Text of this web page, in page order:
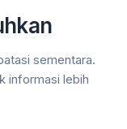
sementara.
informasi lebih